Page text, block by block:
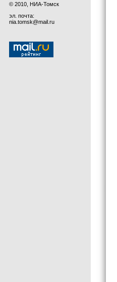
© 2010, НИА-Томск
эл. почта:
nia.tomsk@mail.ru